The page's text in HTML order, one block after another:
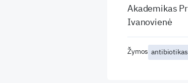
Akademikas
Ivanovienė
Žymos antibiotikas